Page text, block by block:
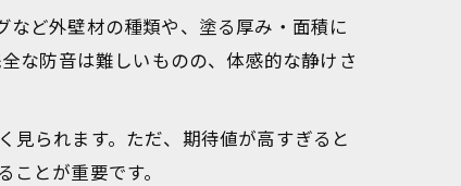
ど外壁材の種類や、塗る厚み・面積に
な防音は難しいものの、体感的な静けさ
られます。ただ、期待値が高すぎると
とが重要です。